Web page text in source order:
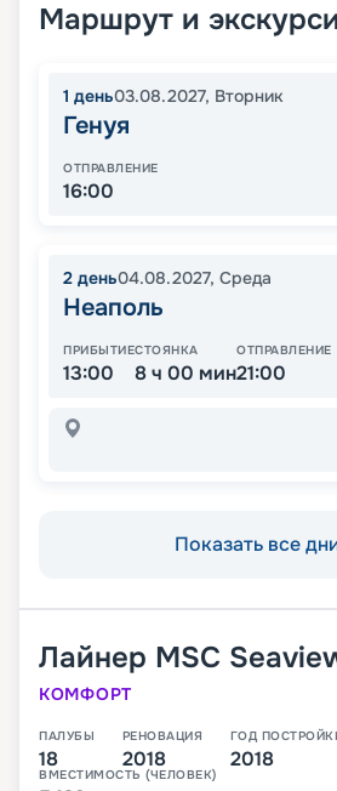
Маршрут и
1 день03.08.2027, Вторник
Генуя
ОТПРАВЛЕНИЕ
16:00
2 день04.08.2027, Среда
Неаполь
ПРИБЫТИЕ
13:00
СТОЯНКА
8 ч 00 мин
ОТПРАВЛЕНИЕ
21:00
Показать все
Лайнер MSC
КОМФОРТ
ПАЛУБЫ
18
РЕНОВАЦИЯ
2018
ГОД
2018
ВМЕСТИМОСТЬ (ЧЕЛОВЕК)